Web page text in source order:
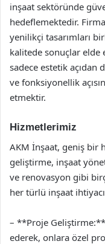
inşaat sektöründe
hedeflemektedir.
yenilikçi tasarımları
kalitede sonuçlar elde
sadece estetik açıdan
ve fonksiyonellik
etmektir.
Hizmetlerimiz
AKM İnşaat, geniş bir
geliştirme, inşaat
ve renovasyon gibi
her türlü inşaat
– **Proje
ederek, onlara özel